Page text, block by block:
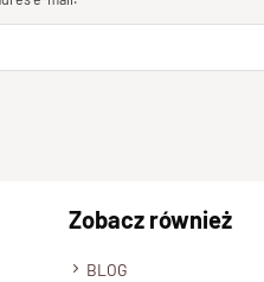
Zobacz również
BLOG